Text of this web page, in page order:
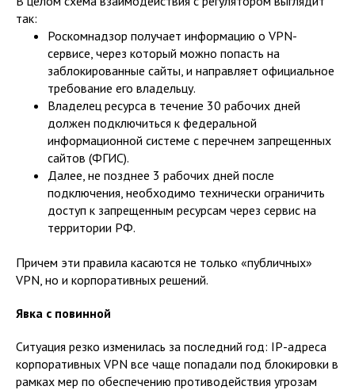
так:
Роскомнадзор получает информацию о VPN-
сервисе, через который можно попасть на
заблокированные сайты, и направляет официальное
требование его владельцу.
Владелец ресурса в течение 30 рабочих дней
должен подключиться к федеральной
информационной системе с перечнем запрещенных
сайтов (ФГИС).
Далее, не позднее 3 рабочих дней после
подключения, необходимо технически ограничить
доступ к запрещенным ресурсам через сервис на
территории РФ.
Причем эти правила касаются не только «публичных»
VPN, но и корпоративных решений.
Явка с повинной
Ситуация резко изменилась за последний год: IP-адреса
корпоративных VPN все чаще попадали под блокировки в
рамках мер по обеспечению противодействия угрозам